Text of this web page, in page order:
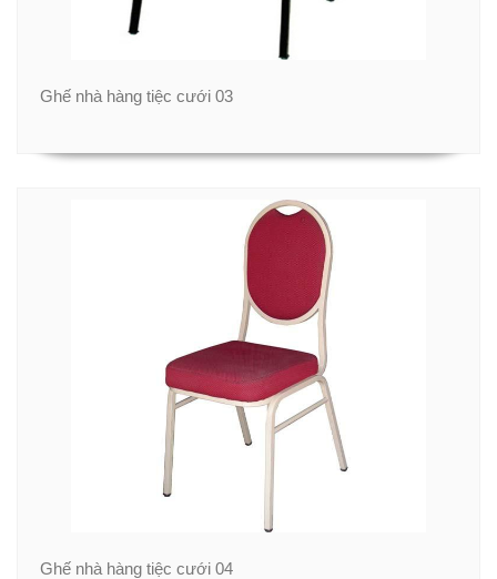
Ghế nhà hàng tiệc cưới 03
Ghế nhà hàng tiệc cưới 04